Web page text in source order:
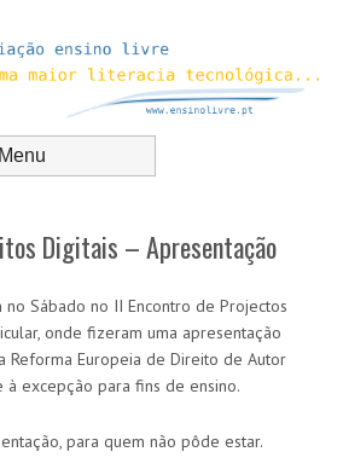
Digitais – Apresentação
no Sábado no II Encontro de Projectos
onde fizeram uma apresentação
Reforma Europeia de Direito de Autor
à excepção para fins de ensino.
para quem não pôde estar.